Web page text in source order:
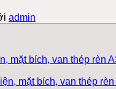
admin
mặt bích, van thép rèn
mặt bích, van thép